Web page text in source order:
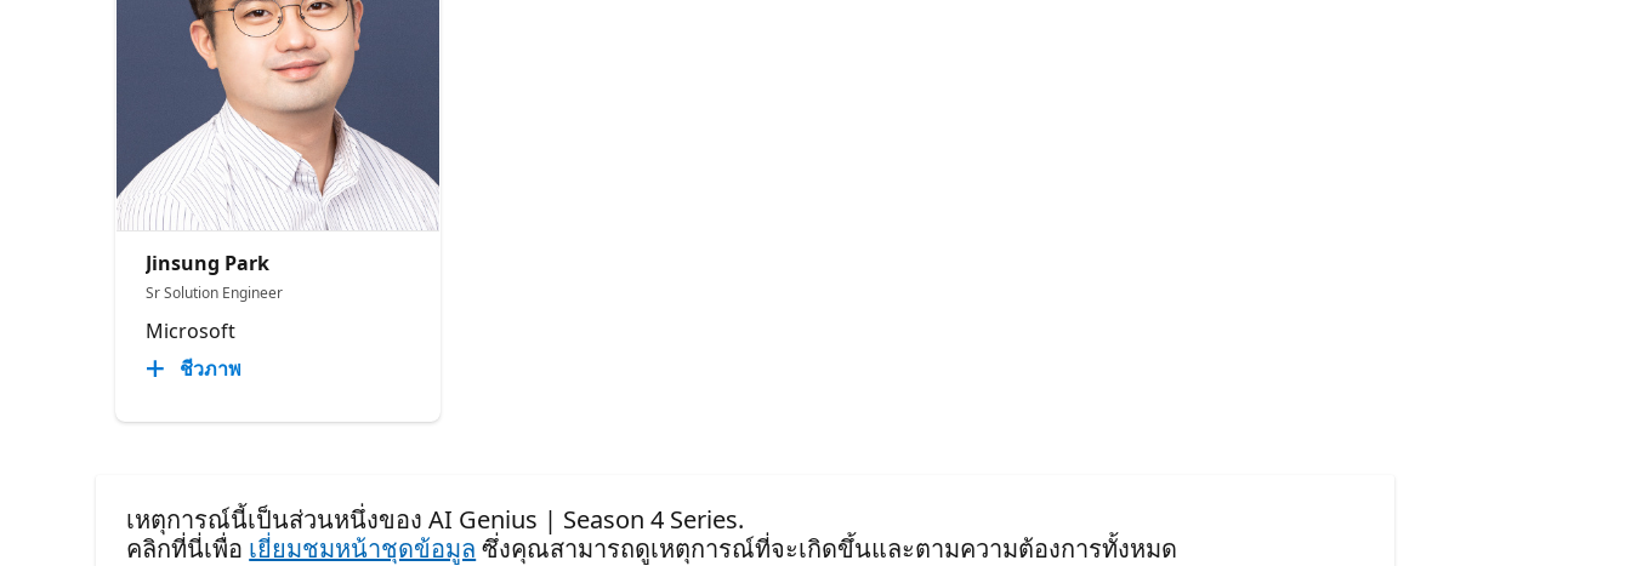
Jinsung Park
Sr Solution Engineer
Microsoft
ชีวภาพ
เหตุการณ์นี้เป็นส่วนหนึ่งของ AI Genius | Season 4 Series.
คลิกที่นี่เพื่อ เยี่ยมชมหน้าชุดข้อมูล ซึ่งคุณสามารถดูเหตุการณ์ที่จะเกิดขึ้นและตามความต้องการทั้งหมด